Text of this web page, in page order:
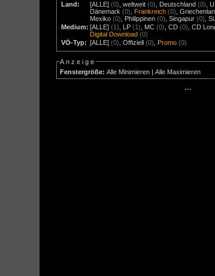
Land:
[ALLE] (0) ,weltweit (0) Deutschland (0) ,
Dänemark (0) Frankreich (0) ,
Mexiko (0) Philippinen (0) ,Singapur (0) ,
Medium: [ALLE] (1) LP (1) MC (0) ,CD (0) ,CD
Digital Download (0)
VÖ-Typ: [ALLE] (0) ,Offiziell (0) Promo (0)
Anzeige
Fenstergröße: Alle Minimieren |Alle Maximieren
···